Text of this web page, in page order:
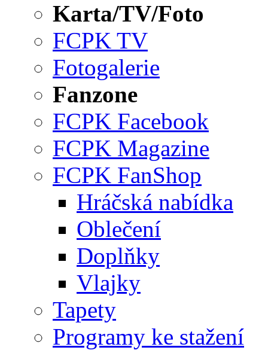
Karta/TV/Foto
FCPK TV
Fotogalerie
Fanzone
FCPK Facebook
FCPK Magazine
FCPK FanShop
Hráčská nabídka
Oblečení
Doplňky
Vlajky
Tapety
Programy ke stažení